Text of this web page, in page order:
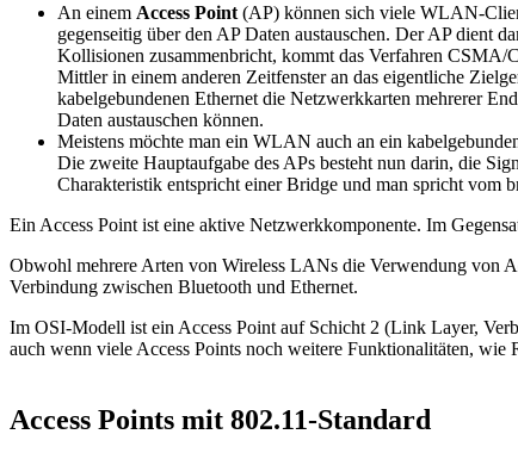
An einem Access Point (AP) können sich viele WLAN-
gegenseitig über den AP Daten austauschen. Der AP dient
Kollisionen zusammenbricht, kommt das Verfahren CSMA/
Mittler in einem anderen Zeitfenster an das eigentliche
kabelgebundenen Ethernet die Netzwerkkarten mehrerer
Daten austauschen können.
Meistens möchte man ein WLAN auch an ein
Die zweite Hauptaufgabe des APs besteht nun darin, die
Charakteristik entspricht einer Bridge und man spricht vom
Ein Access Point ist eine aktive Netzwerkkomponente. Im
Obwohl mehrere Arten von Wireless LANs die Verwendung von
Verbindung zwischen Bluetooth und Ethernet.
Im OSI-Modell ist ein Access Point auf Schicht 2 (Link Layer,
auch wenn viele Access Points noch weitere Funktionalitäten,
Access Points mit 802.11-Standard